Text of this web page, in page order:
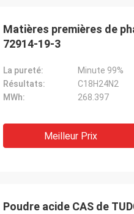
Matières premières de
72914-19-3
La pureté:
Minute 99%
Résultats:
C18H24N2
MWh:
268.397
Meilleur Prix
Poudre acide CAS de